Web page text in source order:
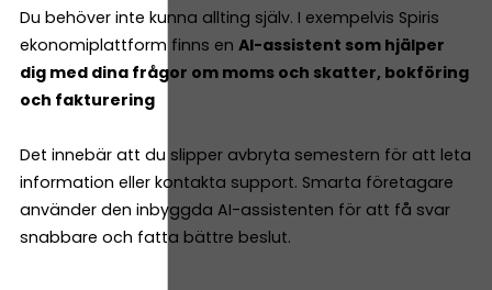
Du behöver inte kunna allting själv. I exempelvis Spiris
ekonomiplattform finns en AI-assistent som hjälper
dig med dina frågor om moms och skatter, bokföring
och fakturering
Det innebär att du slipper avbryta semestern för att leta
information eller kontakta support. Smarta företagare
använder den inbyggda AI-assistenten för att få svar
snabbare och fatta bättre beslut.